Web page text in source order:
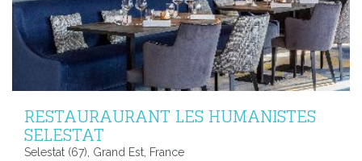
RESTAURAURANT LES HUMANISTES
SELESTAT
Selestat (67), Grand Est, France